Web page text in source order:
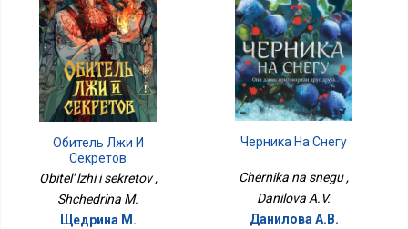
Обитель Лжи И
Секретов
Obitel' lzhi i sekretov ,
Shchedrina M.
Щедрина М.
Черника На Снегу
Chernika na snegu ,
Danilova A.V.
Данилова А.В.